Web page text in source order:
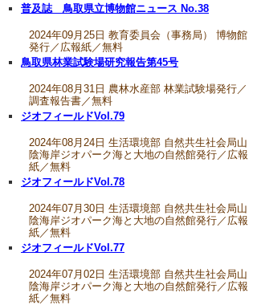
普及誌 鳥取県立博物館ニュース No.38
2024年09月25日 教育委員会（事務局） 博物館
発行／広報紙／無料
鳥取県林業試験場研究報告第45号
2024年08月31日 農林水産部 林業試験場発行／
調査報告書／無料
ジオフィールドVol.79
2024年08月24日 生活環境部 自然共生社会局山
陰海岸ジオパーク海と大地の自然館発行／広報
紙／無料
ジオフィールドVol.78
2024年07月30日 生活環境部 自然共生社会局山
陰海岸ジオパーク海と大地の自然館発行／広報
紙／無料
ジオフィールドVol.77
2024年07月02日 生活環境部 自然共生社会局山
陰海岸ジオパーク海と大地の自然館発行／広報
紙／無料